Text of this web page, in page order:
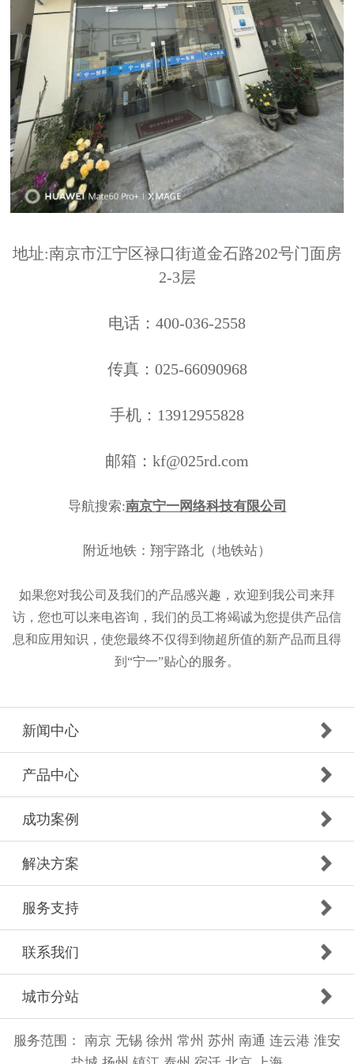
地址:南京市江宁区禄口街道金石路202号门面房
2-3层
电话：400-036-2558
传真：025-66090968
手机：13912955828
邮箱：kf@025rd.com
导航搜索:南京宁一网络科技有限公司
附近地铁：翔宇路北（地铁站）
如果您对我公司及我们的产品感兴趣，欢迎到我公司来拜
访，您也可以来电咨询，我们的员工将竭诚为您提供产品信
息和应用知识，使您最终不仅得到物超所值的新产品而且得
到“宁一”贴心的服务。
新闻中心
产品中心
成功案例
解决方案
服务支持
联系我们
城市分站
服务范围： 南京 无锡 徐州 常州 苏州 南通 连云港 淮安